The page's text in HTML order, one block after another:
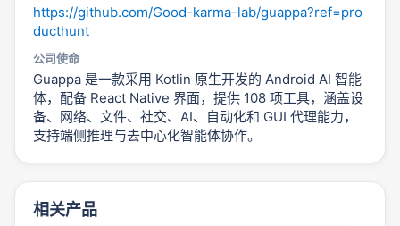
https://github.com/Good-karma-lab/guappa?ref=pro
ducthunt
公司使命
Guappa 是一款采用 Kotlin 原生开发的 Android AI 智能
体，配备 React Native 界面，提供 108 项工具，涵盖设
备、网络、文件、社交、AI、自动化和 GUI 代理能力，
支持端侧推理与去中心化智能体协作。
相关产品